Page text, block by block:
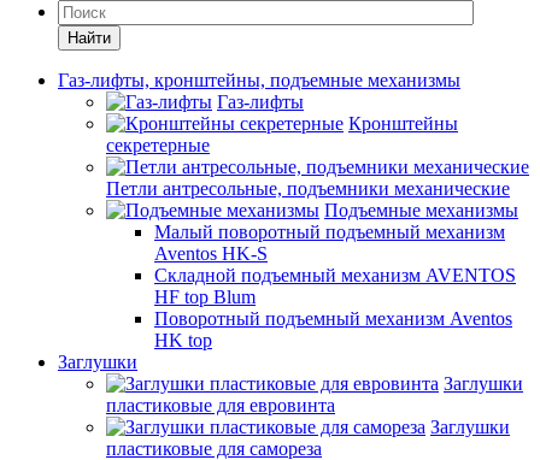
Найти
Газ-лифты, кронштейны, подъемные механизмы
Газ-лифты
Кронштейны
секретерные
Петли антресольные, подъемники механические
Подъемные механизмы
Малый поворотный подъемный механизм
Aventos HK-S
Складной подъемный механизм AVENTOS
HF top Blum
Поворотный подъемный механизм Aventos
HK top
Заглушки
Заглушки
пластиковые для евровинта
Заглушки
пластиковые для самореза